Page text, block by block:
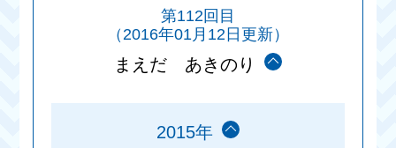
第112回目
（2016年01月12日更新）
まえだ あきのり
2015年